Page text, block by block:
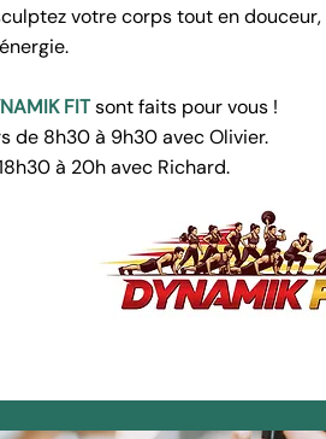
votre corps tout en
FITsont faits pour vous !
de 8h30 à 9h30 avec Olivier.
à 20h avec Richard.